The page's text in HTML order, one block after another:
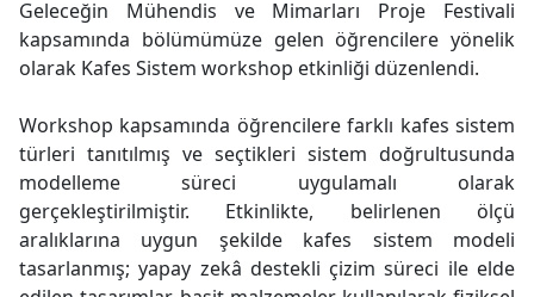
Geleceğin Mühendis ve Mimarları Proje Festivali
kapsamında bölümümüze gelen öğrencilere yönelik
olarak Kafes Sistem workshop etkinliği düzenlendi.
Workshop kapsamında öğrencilere farklı kafes sistem
türleri tanıtılmış ve seçtikleri sistem doğrultusunda
modelleme süreci uygulamalı olarak
gerçekleştirilmiştir. Etkinlikte, belirlenen ölçü
aralıklarına uygun şekilde kafes sistem modeli
tasarlanmış; yapay zekâ destekli çizim süreci ile elde